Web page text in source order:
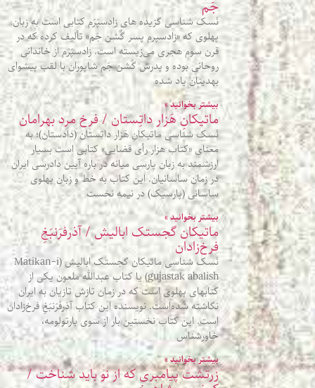
جَم
نَسک شناسی گزیده‌ های زادسپَرَم کتابی است به زبان
پهلوی که «زادسپرم پسر گٌشن‌ جَم» تألیف کرده که در
قرن سوم هجری می‌زیسته‌ است. زادسپَرَم از خاندانی
روحانی بوده و پدرش گٌشن‌ جَم شاپوران با لقب پیشوای
بهدینان یاد شده‌
بیشتر بخوانید »
ماتیکانِ هَزار داتِستان / فرخ مرد بهرامان
نَسک شناسی ماتیکانِ هَزار داتِستان (دادستان)؛ به
معنای «کتاب هزار رأی قضایی» کتابی است بسیار
ارزشمند به زبان پارسی میانه در باره آیین دادرسی ایران
در زمان ساسانیان. این کتاب به خط و زبان پهلوی
ساسانی (پارسیک) در نیمه نخست
بیشتر بخوانید »
ماتیکان گجستک ابالیش / آذرفَرَنبَغِ
فرخ‌زادان
نَسک شناسی ماتیکان گجستک ابالیش (Matikan-i
gujastak abalish) یا کتاب عبدالله ملعون یکی از
کتابهای پهلوی است که در زمان تازش تازیان به ایران
نگاشته شده‌است. نویسنده این کتاب آذرفَرَنبَغِ فرخ‌زادان
است. این کتاب نخستین بار از سوی بارتولومه،
خاورشناس
بیشتر بخوانید »
زرتشت پیامبری که از نو باید شناخت /